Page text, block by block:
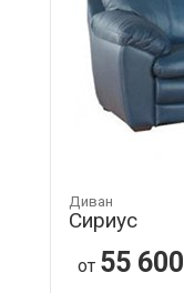
Диван
Сириус
от 55 600